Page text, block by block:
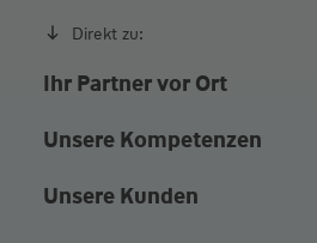
Direkt zu:
Ihr Partner vor Ort
Unsere Kompetenzen
Unsere Kunden